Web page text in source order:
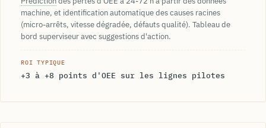
machine, et identification automatique des causes racines
(micro-arrêts, vitesse dégradée, défauts qualité). Tableau de
bord superviseur avec suggestions d'action.
ROI TYPIQUE
+3 à +8 points d'OEE sur les lignes pilotes